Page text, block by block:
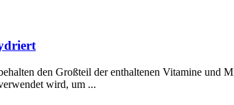
den Großteil der enthaltenen Vitamine und
wird, um ...